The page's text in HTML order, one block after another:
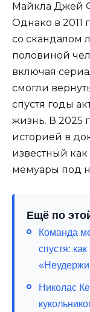
Майкла Джей
Однако в 2011
со скандалом
половиной
включая
смогли
спустя годы
жизнь. В 2025
историей в
известный
мемуары под
Ещё по
Команда
спустя:
Николас